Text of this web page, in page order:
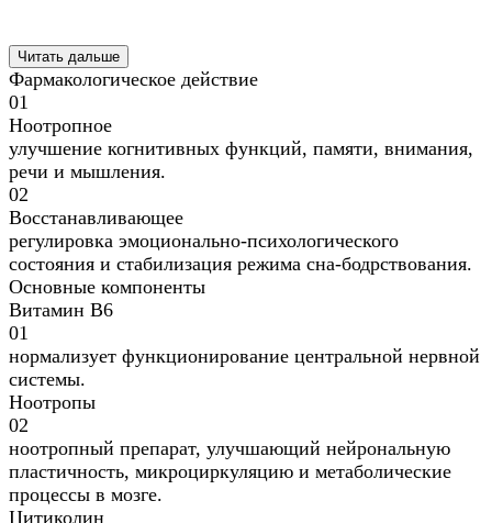
Читать дальше
Фармакологическое действие
01
Ноотропное
улучшение когнитивных функций, памяти, внимания,
речи и мышления.
02
Восстанавливающее
регулировка эмоционально-психологического
состояния и стабилизация режима сна-бодрствования.
Основные компоненты
Витамин B6
01
нормализует функционирование центральной нервной
системы.
Ноотропы
02
ноотропный препарат, улучшающий нейрональную
пластичность, микроциркуляцию и метаболические
процессы в мозге.
Цитиколин